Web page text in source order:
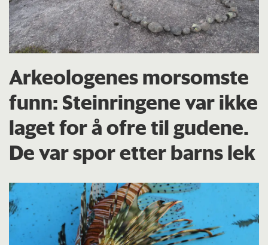
Arkeologenes morsomste
funn: Steinringene var ikke
laget for å ofre til gudene.
De var spor etter barns lek